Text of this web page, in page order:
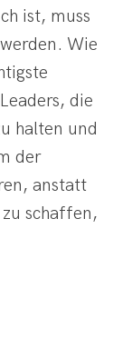
ist, muss
Wie
die
halten und
der
anstatt
schaffen,